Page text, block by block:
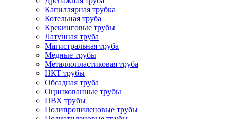
Капиллярная трубка
Котельная труба
Крекинговые трубы
Латунная труба
Магистральная труба
Медные трубы
Металлопластиковая труба
НКТ трубы
Обсадная труба
Оцинкованные трубы
ПВХ трубы
Полипропиленовые трубы